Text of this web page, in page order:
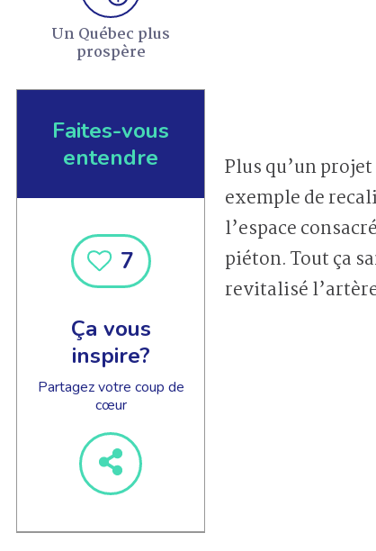
Un Québec plus
prospère
Faites-vous
entendre
7
Ça vous
inspire?
Partagez votre coup de
cœur
Plus qu’un
exemple de
l’espace
piéton. Tout ça
revitalisé